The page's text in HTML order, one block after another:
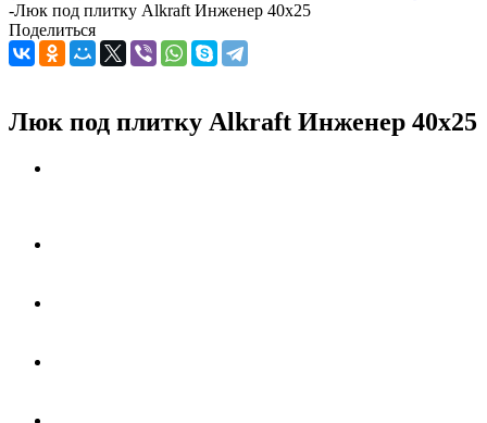
-Люк под плитку Alkraft Инженер 40x25
Поделиться
Люк под плитку Alkraft Инженер 40x25